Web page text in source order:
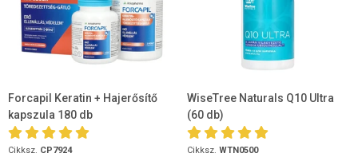
Forcapil Keratin + Hajerősítő
kapszula 180 db
Cikksz. CP7924
WiseTree Naturals Q10 Ultra
(60 db)
Cikksz. WTN0500